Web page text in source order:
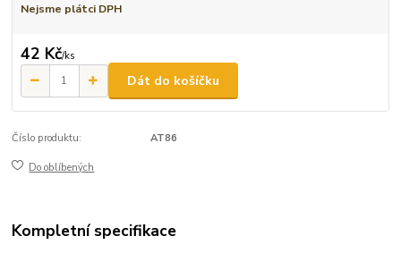
Nejsme plátci DPH
42 Kč/ks
Dát do košíčku
Číslo produktu: AT86
Do oblíbených
Kompletní specifikace